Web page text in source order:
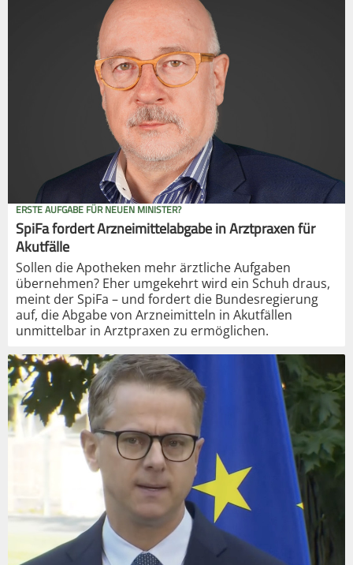
ERSTE AUFGABE FÜR NEUEN MINISTER?
SpiFa fordert Arzneimittelabgabe in Arztpraxen für
Akutfälle
Sollen die Apotheken mehr ärztliche Aufgaben
übernehmen? Eher umgekehrt wird ein Schuh draus,
meint der SpiFa – und fordert die Bundesregierung
auf, die Abgabe von Arzneimitteln in Akutfällen
unmittelbar in Arztpraxen zu ermöglichen.